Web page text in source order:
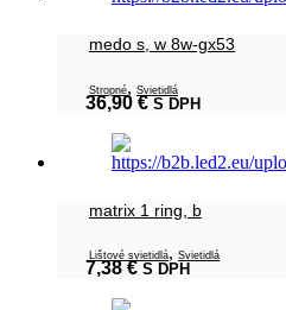
medo s, w 8w-gx53
Stropné, Svietidlá
36,90€ S DPH
matrix 1 ring, b
Lištové svietidlá, Svietidlá
7,38€ S DPH